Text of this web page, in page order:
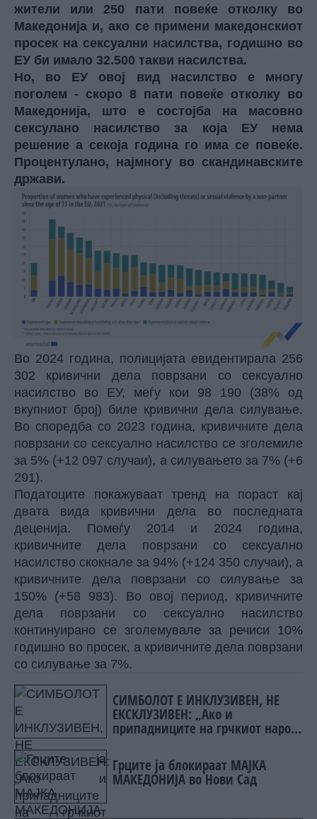
жители или 250 пати повеќе отколку во
Македонија и, ако се примени македонскиот
просек на сексуални насилства, годишно во
ЕУ би имало 32.500 такви насилства.
Но, во ЕУ овој вид насилство е многу
поголем - скоро 8 пати повеќе отколку во
Македонија, што е состојба на масовно
сексулано насилство за која ЕУ нема
решение а секоја година го има се повеќе.
Процентулано, најмногу во скандинавските
држави.
Во 2024 година, полицијата евидентирала 256
302 кривични дела поврзани со сексуално
насилство во ЕУ, меѓу кои 98 190 (38% од
вкупниот број) биле кривични дела силување.
Во споредба со 2023 година, кривичните дела
поврзани со сексуално насилство се зголемиле
за 5% (+12 097 случаи), а силувањето за 7% (+6
291).
Податоците покажуваат тренд на пораст кај
двата вида кривични дела во последната
деценија. Помеѓу 2014 и 2024 година,
кривичните дела поврзани со сексуално
насилство скокнале за 94% (+124 350 случаи), а
кривичните дела поврзани со силување за
150% (+58 983). Во овој период, кривичните
дела поврзани со сексуално насилство
континуирано се зголемувале за речиси 10%
годишно во просек, а кривичните дела поврзани
со силување за 7%.
СИМБОЛОТ Е ИНКЛУЗИВЕН, НЕ
ЕКСКЛУЗИВЕН: „Ако и
припадниците на грчкиот народ
се препознаваат во овој
споменик, не гледаме никаква
пречка во тоа“
Грците ја блокираат МАЈКА
МАКЕДОНИЈА во Нови Сад